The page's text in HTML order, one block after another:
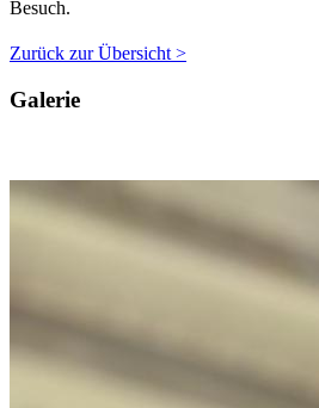
Besuch.
Zurück zur Übersicht >
Galerie